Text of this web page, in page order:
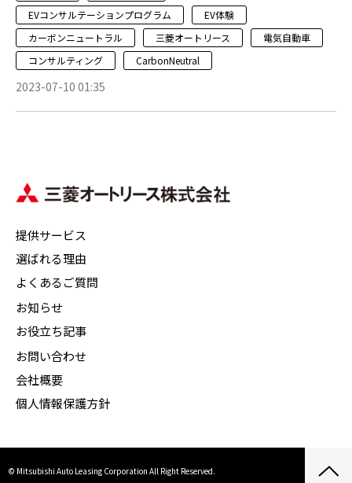
EVコンサルテーションプログラム
EV体験
カーボンニュートラル
三菱オートリース
電気自動車
コンサルティング
CarbonNeutral
2023-07-10 01:35
提供サービス
選ばれる理由
よくあるご質問
お知らせ
お役立ち記事
お問い合わせ
会社概要
個人情報保護方針
© Mitsubishi Auto Leasing Corporation All Right Reserved.